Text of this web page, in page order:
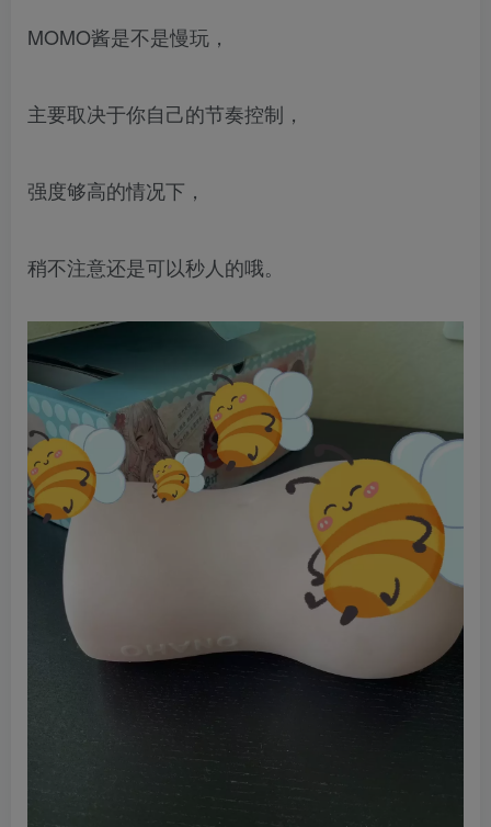
MOMO酱是不是慢玩，
主要取决于你自己的节奏控制，
强度够高的情况下，
稍不注意还是可以秒人的哦。